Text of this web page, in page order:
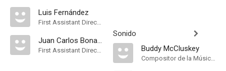
Luis Fernández
First Assistant Director
Juan Carlos Bonangelino
First Assistant Director
Sonido
Buddy McCluskey
Compositor de la Música Original